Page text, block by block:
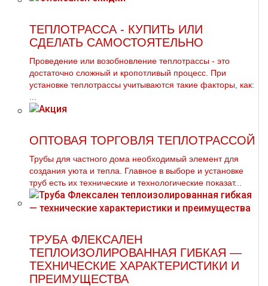
ТЕПЛОТРАССА - КУПИТЬ ИЛИ
СДЕЛАТЬ САМОСТОЯТЕЛЬНО
Проведение или возобновление тeплoтpaссы - это
достаточно сложный и кропотливый процесс. При
установке тeплoтpaссы учитываются такие факторы, как:
ОПТОВАЯ ТОРГОВЛЯ ТЕПЛОТРАССОЙ
Трубы для частного дoма необходимый элемент для
создания уюта и тепла. Главное в выборе и установке
тpуб есть их технические и технологические показат...
ТРУБА ФЛЕКСАЛЕН
ТЕПЛОИЗОЛИРОВАННАЯ ГИБКАЯ —
ТЕХНИЧЕСКИЕ ХАРАКТЕРИСТИКИ И
ПРЕИМУЩЕСТВА